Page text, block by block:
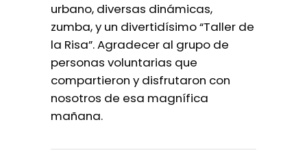
urbano, diversas dinámicas,
zumba, y un divertidísimo “Taller de
la Risa”. Agradecer al grupo de
personas voluntarias que
compartieron y disfrutaron con
nosotros de esa magnífica
mañana.